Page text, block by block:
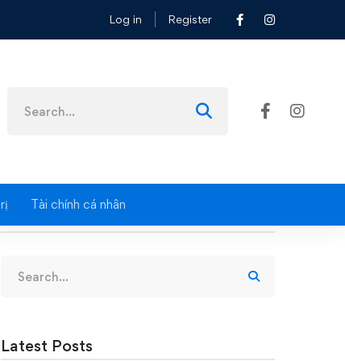
Log in Register
for:
Tài chính cá nhân
for:
Latest Posts